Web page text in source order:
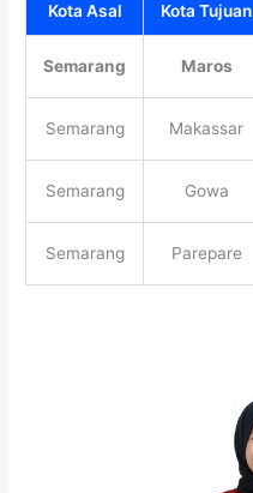
Kota Asal
Kota Tujuan
Semarang Maros
Semarang Makassar
Semarang Gowa
Semarang Parepare